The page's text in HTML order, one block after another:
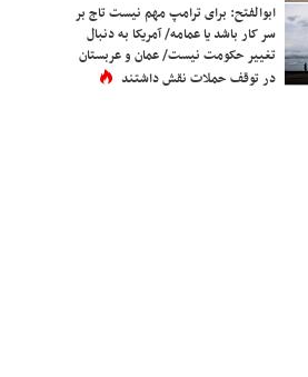
ابوالفتح: برای ترامپ مهم نیست تاج بر
سر کار باشد یا عمامه/ آمریکا به دنبال
تغییر حکومت نیست/ عمان و عربستان
در توقف حملات نقش داشتند